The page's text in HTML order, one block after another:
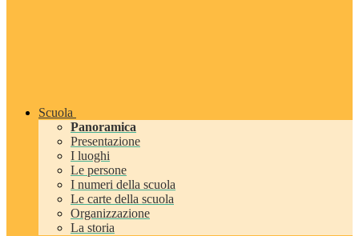
Scuola
Panoramica
Presentazione
I luoghi
Le persone
I numeri della scuola
Le carte della scuola
Organizzazione
La storia